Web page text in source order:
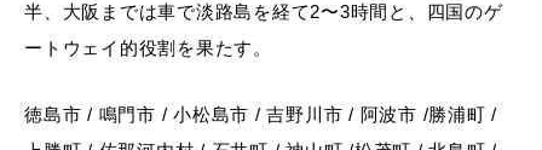
半、大阪までは車で淡路島を経て2〜3時間と、四国のゲ
ートウェイ的役割を果たす。
徳島市 / 鳴門市 / 小松島市 / 吉野川市 / 阿波市 /勝浦町 /